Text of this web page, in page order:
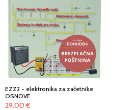
EZZ2 - elektronika za začetnike
OSNOVE
29,00€